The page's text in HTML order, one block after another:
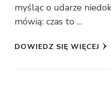
myśląc o udarze
mówią: czas to …
DOWIEDZ SIĘ WIĘCEJ